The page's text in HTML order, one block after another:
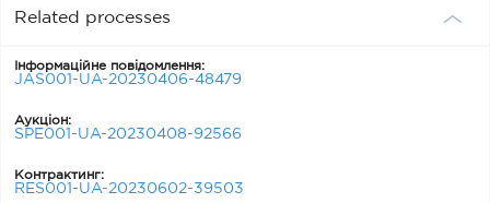
Related processes
Інформаційне повідомлення:
JAS001-UA-20230406-48479
Аукціон:
SPE001-UA-20230408-92566
Контрактинг:
RES001-UA-20230602-39503